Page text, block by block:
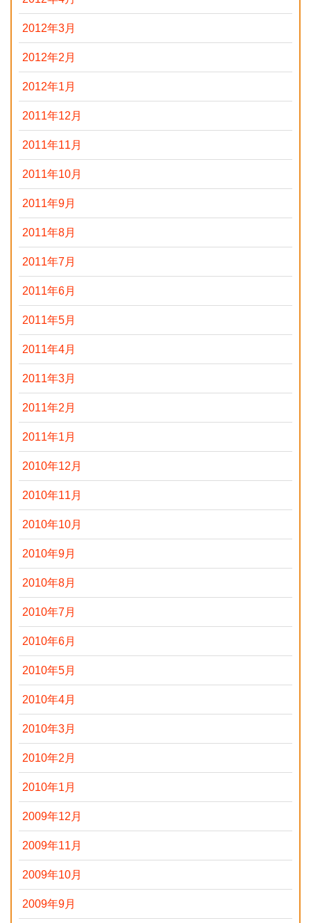
2012年3月
2012年2月
2012年1月
2011年12月
2011年11月
2011年10月
2011年9月
2011年8月
2011年7月
2011年6月
2011年5月
2011年4月
2011年3月
2011年2月
2011年1月
2010年12月
2010年11月
2010年10月
2010年9月
2010年8月
2010年7月
2010年6月
2010年5月
2010年4月
2010年3月
2010年2月
2010年1月
2009年12月
2009年11月
2009年10月
2009年9月